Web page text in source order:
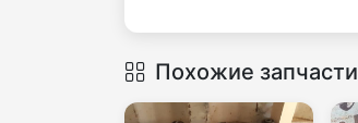
Похожие запчасти